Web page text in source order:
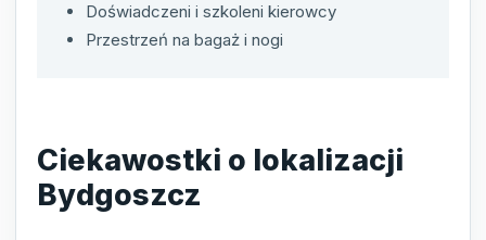
Doświadczeni i szkoleni kierowcy
Przestrzeń na bagaż i nogi
Ciekawostki o lokalizacji
Bydgoszcz